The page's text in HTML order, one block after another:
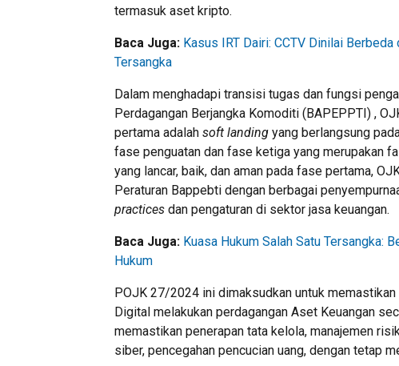
termasuk aset kripto.
Baca Juga: Kasus IRT Dairi: CCTV Dinilai
Tersangka
Dalam menghadapi transisi tugas dan fungsi
Perdagangan Berjangka Komoditi (BAPEPPTI) ,
pertama adalah soft landing yang berlangsung
fase penguatan dan fase ketiga yang merupakan
yang lancar, baik, dan aman pada fase pertama,
Peraturan Bappebti dengan berbagai
practices dan pengaturan di sektor jasa keuangan.
Baca Juga: Kuasa Hukum Salah Satu Tersangka:
Hukum
POJK 27/2024 ini dimaksudkan untuk
Digital melakukan perdagangan Aset Keuangan
memastikan penerapan tata kelola, manajemen
siber, pencegahan pencucian uang, dengan tetap